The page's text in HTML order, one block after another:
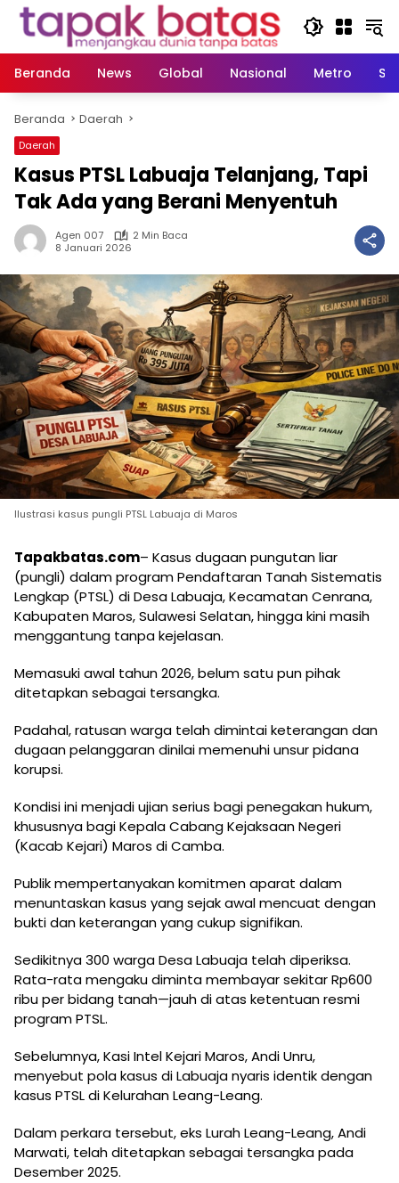
Langsung
Beranda
News Global Nasional Metro
Beranda Daerah
Daerah
Kasus PTSL Labuaja Telanjang, Tapi
Tak Ada yang Berani Menyentuh
Agen 007
2 Min Baca
8 Januari 2026
Ilustrasi kasus pungli PTSL Labuaja di Maros
Tapakbatas.com– Kasus dugaan pungutan liar
(pungli) dalam program Pendaftaran Tanah Sistematis
Lengkap (PTSL) di Desa Labuaja, Kecamatan Cenrana,
Kabupaten Maros, Sulawesi Selatan, hingga kini masih
menggantung tanpa kejelasan.
Memasuki awal tahun 2026, belum satu pun pihak
ditetapkan sebagai tersangka.
Padahal, ratusan warga telah dimintai keterangan dan
dugaan pelanggaran dinilai memenuhi unsur pidana
korupsi.
Kondisi ini menjadi ujian serius bagi penegakan hukum,
khususnya bagi Kepala Cabang Kejaksaan Negeri
(Kacab Kejari) Maros di Camba.
Publik mempertanyakan komitmen aparat dalam
menuntaskan kasus yang sejak awal mencuat dengan
bukti dan keterangan yang cukup signifikan.
Sedikitnya 300 warga Desa Labuaja telah diperiksa.
Rata-rata mengaku diminta membayar sekitar Rp600
ribu per bidang tanah—jauh di atas ketentuan resmi
program PTSL.
Sebelumnya, Kasi Intel Kejari Maros, Andi Unru,
menyebut pola kasus di Labuaja nyaris identik dengan
kasus PTSL di Kelurahan Leang-Leang.
Dalam perkara tersebut, eks Lurah Leang-Leang, Andi
Marwati, telah ditetapkan sebagai tersangka pada
Desember 2025.